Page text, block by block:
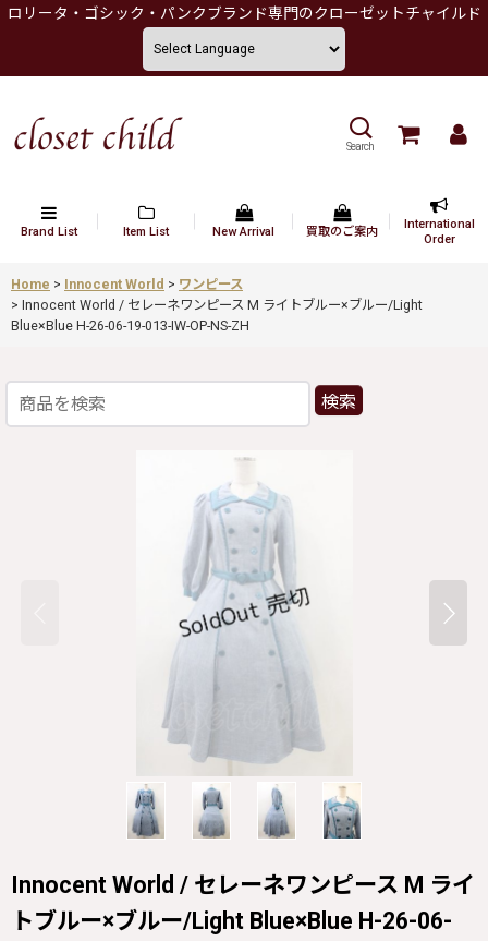
ロリータ・ゴシック・パンクブランド専門のクローゼットチャイルド
Search
Brand List Item List New Arrival 買取のご案内
International
Order
Home > Innocent World > ワンピース
> Innocent World / セレーネワンピース M ライトブルー×ブルー/Light
Blue×Blue H-26-06-19-013-IW-OP-NS-ZH
検索
Innocent World / セレーネワンピース M ライ
トブルー×ブルー/Light Blue×Blue H-26-06-